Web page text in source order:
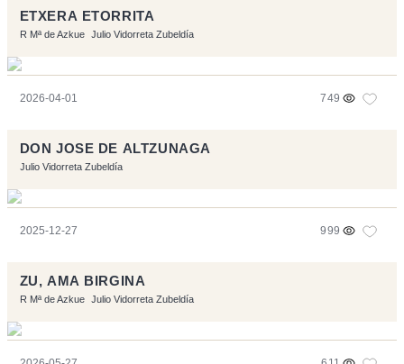
ETXERA ETORRITA
R Mª de Azkue Julio Vidorreta Zubeldía
2026-04-01 749
DON JOSE DE ALTZUNAGA
Julio Vidorreta Zubeldía
2025-12-27 999
ZU, AMA BIRGINA
R Mª de Azkue Julio Vidorreta Zubeldía